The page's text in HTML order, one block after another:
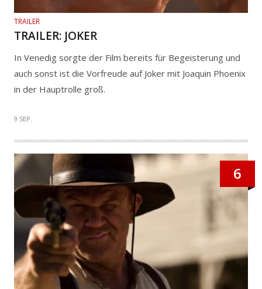
TRAILER
TRAILER: JOKER
In Venedig sorgte der Film bereits für Begeisterung und
auch sonst ist die Vorfreude auf Joker mit Joaquin Phoenix
in der Hauptrolle groß.
9 SEP.
6